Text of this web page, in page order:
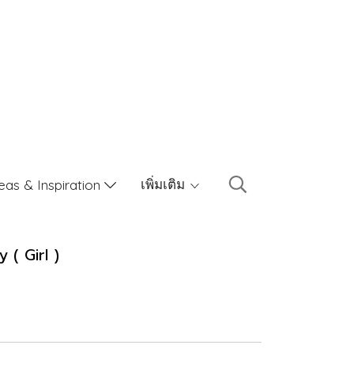
& Inspiration เพิ่มเติม
( Girl )